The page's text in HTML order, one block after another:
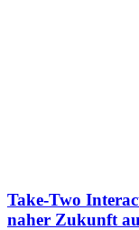
Take-Two
naher Zukunft